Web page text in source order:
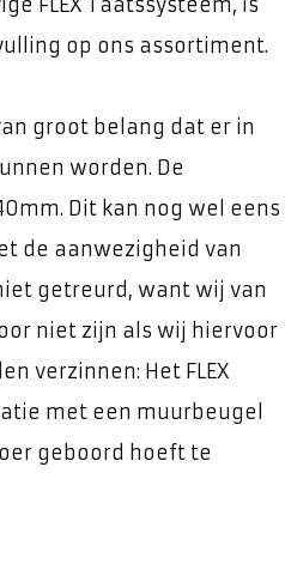
FLEX Taatssysteem, is
op ons assortiment.
groot belang dat er in
worden. De
Dit kan nog wel eens
de aanwezigheid van
getreurd, want wij van
niet zijn als wij hiervoor
verzinnen: Het FLEX
met een muurbeugel
geboord hoeft te